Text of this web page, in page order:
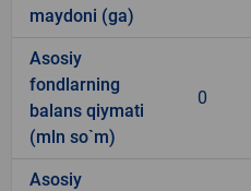
maydoni (ga)
Asosiy
fondlarning
balans qiymati
(mln so`m)
0
Asosiy